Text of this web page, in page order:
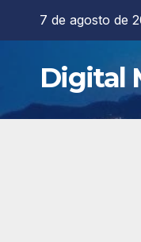
7 de agosto de
Digital